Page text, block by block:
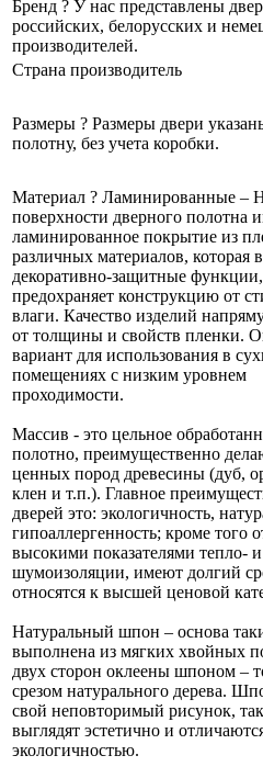
Бренд ? У нас представлены
российских, белорусских и
производителей.
Страна производитель
Размеры ? Размеры двери
полотну, без учета коробки.
Материал ? Ламинированные –
поверхности дверного полотна
ламинированное покрытие из
различных материалов, которая
декоративно-защитные функции,
предохраняет конструкцию от
влаги. Качество изделий
от толщины и свойств пленки.
вариант для использования в
помещениях с низким уровнем
проходимости.
Массив - это цельное
полотно, преимущественно
ценных пород древесины (дуб,
клен и т.п.). Главное
дверей это: экологичность,
гипоаллергенность; кроме того
высокими показателями тепло- и
шумоизоляции, имеют долгий
относятся к высшей ценовой
Натуральный шпон – основа
выполнена из мягких хвойных
двух сторон оклеены шпоном –
срезом натурального дерева.
свой неповторимый рисунок,
выглядят эстетично и
экологичностью.